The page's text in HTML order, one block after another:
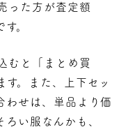
った方が査定額
。
むと「まとめ買
す。また、上下セッ
わせは、単品より価
い服なんかも、